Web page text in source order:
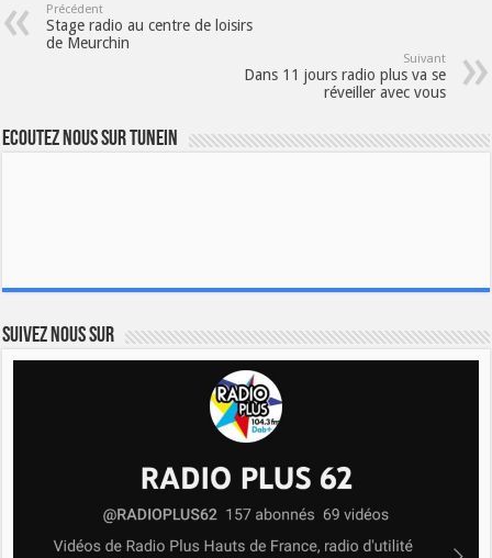
Précédent
Stage radio au centre de loisirs
de Meurchin
Suivant
Dans 11 jours radio plus va se
réveiller avec vous
Ecoutez nous sur TuneIn
Suivez nous sur